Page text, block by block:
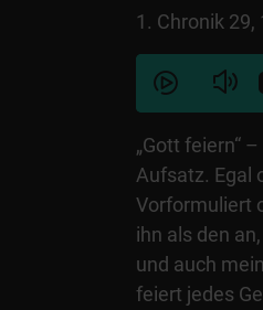
1. Chronik 29,
„Gott feiern“
Aufsatz. Egal
Vorformuliert
ihn als den
und auch
feiert jedes